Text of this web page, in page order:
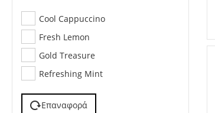
Cool Cappuccino
Fresh Lemon
Gold Treasure
Refreshing Mint
Επαναφορά